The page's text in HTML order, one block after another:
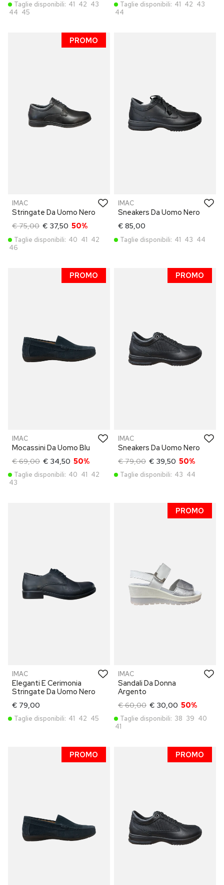
Taglie disponibili: 41 42 43
44 45
Taglie disponibili: 41 42 43
44
PROMO
IMAC
Stringate Da Uomo Nero
€ 75,00 € 37,50 50%
Taglie disponibili: 40 41 42
46
IMAC
Sneakers Da Uomo Nero
€ 85,00
Taglie disponibili: 41 43 44
PROMO
IMAC
Mocassini Da Uomo Blu
€ 69,00 € 34,50 50%
Taglie disponibili: 40 41 42
43
PROMO
IMAC
Sneakers Da Uomo Nero
€ 79,00 € 39,50 50%
Taglie disponibili: 43 44
IMAC
Eleganti E Cerimonia
Stringate Da Uomo Nero
€ 79,00
Taglie disponibili: 41 42 45
PROMO
IMAC
Sandali Da Donna
Argento
€ 60,00 € 30,00 50%
Taglie disponibili: 38 39 40
41
PROMO PROMO